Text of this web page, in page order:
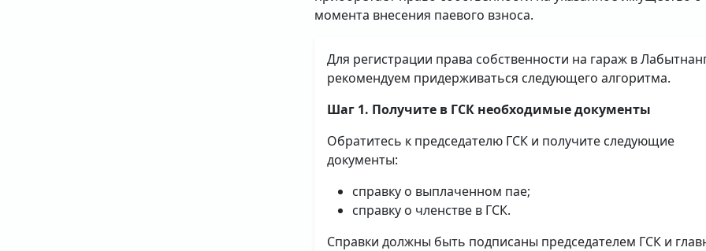
момента внесения паевого взноса.
Для регистрации права собственности на гараж в
рекомендуем придерживаться следующего алгоритма.
Шаг 1. Получите в ГСК необходимые документы
Обратитесь к председателю ГСК и получите следующие
документы:
справку о выплаченном пае;
справку о членстве в ГСК.
Справки должны быть подписаны председателем ГСК и